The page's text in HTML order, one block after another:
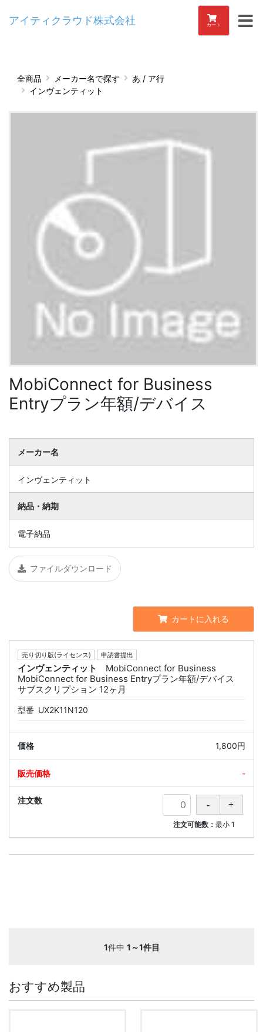
アイティクラウド株式会社 カート
全商品 メーカー名で探す
あ / ア行
インヴェンティット
MobiConnect for Business
Entryプラン年額/デバイス
メーカー名
インヴェンティット
納品・納期
電子納品
ファイルダウンロード
カートに入れる
売り切り版(ライセンス) 申請書提出
インヴェンティット
MobiConnect for Business
MobiConnect for Business Entryプラン年額/デバイス
サブスクリプション 12ヶ月
型番 UX2K11N120
1,800円
-
注文可能数：最小 1
1件中 1～1件目
おすすめ製品